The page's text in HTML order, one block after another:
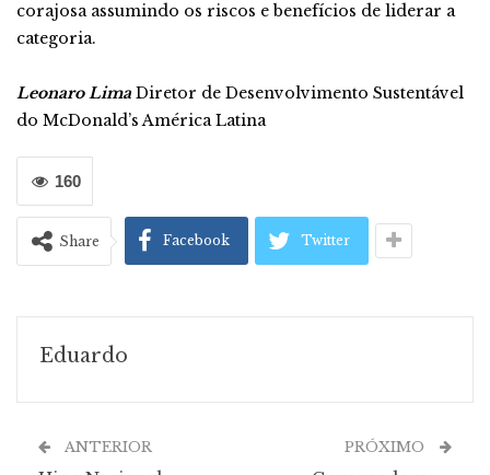
corajosa assumindo os riscos e benefícios de liderar a
categoria.
Leonaro Lima Diretor de Desenvolvimento Sustentável
do McDonald’s América Latina
160
Share Facebook Twitter
Eduardo
ANTERIOR PRÓXIMO